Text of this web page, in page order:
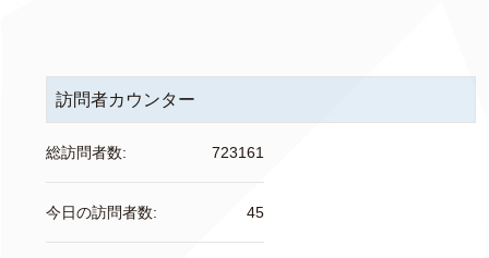
訪問者カウンター
723161
総訪問者数:
45
今日の訪問者数: